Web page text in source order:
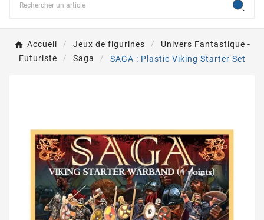
Accueil Jeux de figurines
Univers Fantastique -
Futuriste
Saga SAGA : Plastic Viking Starter Set